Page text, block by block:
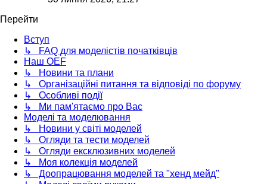
Перейти
Вступ
↳ FAQ для моделістів початківців
Наш OEF
↳ Новини та плани
↳ Організаційні питання та відповіді по форуму
↳ Особливі події
↳ Ми пам'ятаємо про Вас
Моделі та моделювання
↳ Новини у світі моделей
↳ Огляди та тести моделей
↳ Огляди ексклюзивних моделей
↳ Моя колекція моделей
↳ Доопрацювання моделей та "хенд мейд"